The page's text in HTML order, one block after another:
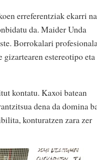
erreferentziak ekarri
da. Maider Unda
Borrokalari
gizartearen estereotipo eta
kontatu. Kaxoi batean
dena da domina
konturatzen zara zer